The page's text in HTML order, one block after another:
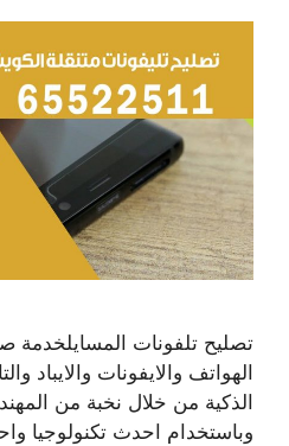
تصليح تلفونات المسايلخدمة
الهواتف والايفونات والايباد
الذكية من خلال نخبة من
وباستخدام احدث تكنولوجيا